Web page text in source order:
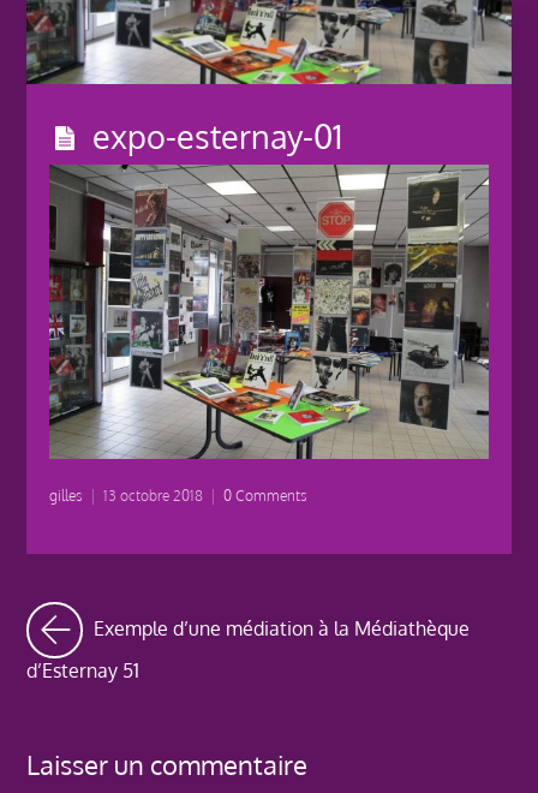
expo-esternay-01
gilles 13 octobre 2018 0 Comments
Exemple d’une médiation à la Médiathèque
d’Esternay 51
Laisser un commentaire